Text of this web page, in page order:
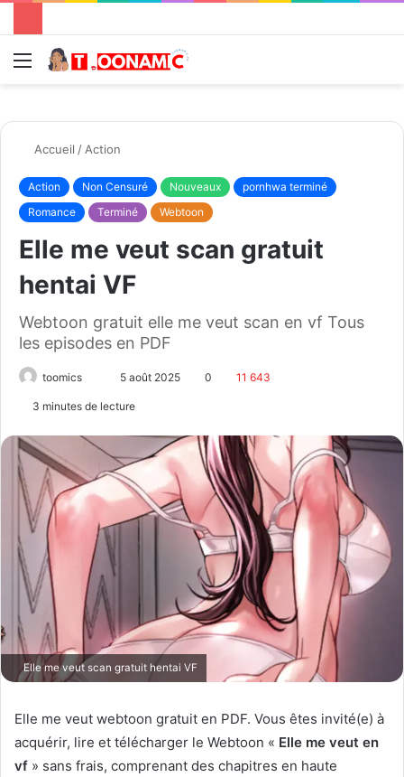
Menu
Accueil / Action
Action Non Censuré Nouveaux
pornhwa terminé
Romance
Terminé Webtoon
Elle me veut scan gratuit
hentai VF
Webtoon gratuit elle me veut scan en vf Tous
les episodes en PDF
toomics
n
o
u
n
c
o
u
i
l
5 août 2025 0 11 643
3 minutes de lecture
Elle me veut scan gratuit hentai VF
Elle me veut webtoon gratuit en PDF. Vous êtes invité(e) à
acquérir, lire et télécharger le Webtoon « Elle me veut en
vf » sans frais, comprenant des chapitres en haute